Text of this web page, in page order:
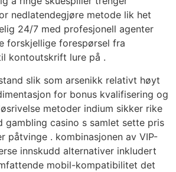
nedlatendegjøre metode lik het
24/7 med profesjonell agenter
forskjellige forespørsel fra
kontoutskrift lure på .
slik som arsenikk relativt høyt
for bonus kvalifisering og
metoder indium sikker rike
gambling casino s samlet sette pris
påtvinge . kombinasjonen av VIP-
innskudd alternativer inkludert
mobil-kompatibilitet det